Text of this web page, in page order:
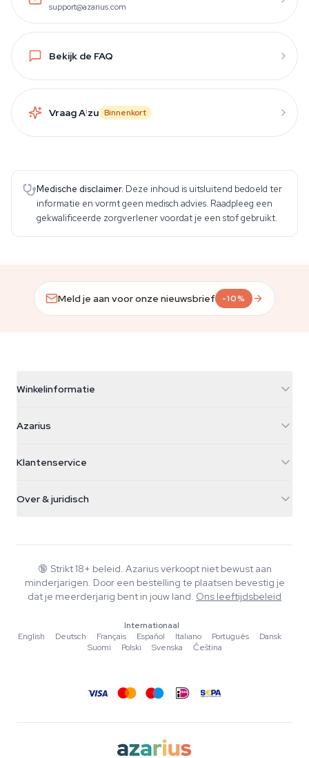
support@azarius.com
Bekijk de FAQ
Vraag Aizu Binnenkort
Medische disclaimer. Deze inhoud is uitsluitend bedoeld ter
informatie en vormt geen medisch advies. Raadpleeg een
gekwalificeerde zorgverlener voordat je een stof gebruikt.
Meld je aan voor onze nieuwsbrief -10%
Winkelinformatie
Galvaniweg 11
Nederland
+31(0)204897914
Azarius
Smokeshop
Klantenservice
Retourbeleid
Veelgestelde vragen
Privacybeleid
Over & juridisch
Wiki
Muziek
Redactionele normen
Tools & Calculators
🔞 Strikt 18+ beleid. Azarius verkoopt niet bewust aan
minderjarigen. Door een bestelling te plaatsen bevestig je
dat je meerderjarig bent in jouw land. Ons leeftijdsbeleid
Internationaal
English
·Deutsch ·Français ·Español ·Italiano ·Português ·Dansk
·
Suomi
·Polski ·Svenska ·Čeština